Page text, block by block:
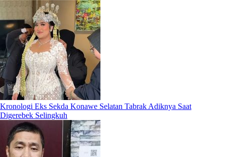
Kronologi Eks Sekda Konawe Selatan Tabrak Adiknya Saat
Digerebek Selingkuh